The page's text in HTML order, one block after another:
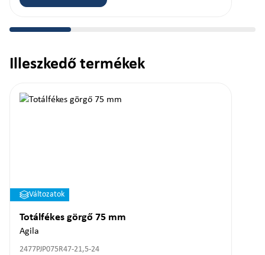
Termékgaléria kihagyása
Illeszkedő termékek
Változatok
Totálfékes görgő 75 mm
Agila
2477PJP075R47-21,5-24